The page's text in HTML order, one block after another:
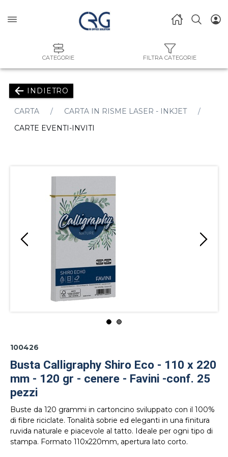
CATEGORIE FILTRA CATEGORIE
INDIETRO
CARTA
CARTA IN RISME LASER - INKJET
CARTE EVENTI-INVITI
100426
Busta Calligraphy Shiro Eco - 110 x 220
mm - 120 gr - cenere - Favini -conf. 25
pezzi
Buste da 120 grammi in cartoncino sviluppato con il 100%
di fibre riciclate. Tonalità sobrie ed eleganti in una finitura
ruvida naturale e piacevole al tatto. Ideale per ogni tipo di
stampa. Formato 110x220mm, apertura lato corto.